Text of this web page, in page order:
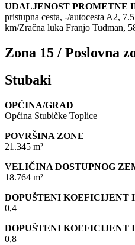
UDALJENOST PROMETNE
pristupna cesta, -/autocesta A2,
km/Zračna luka Franjo Tuđman,
Zona 15 / Poslovna
Stubaki
OPĆINA/GRAD
Općina Stubičke Toplice
POVRŠINA ZONE
21.345 m²
VELIČINA DOSTUPNOG
18.764 m²
DOPUŠTENI KOEFICIJENT
0,4
DOPUŠTENI KOEFICIJENT
0,8